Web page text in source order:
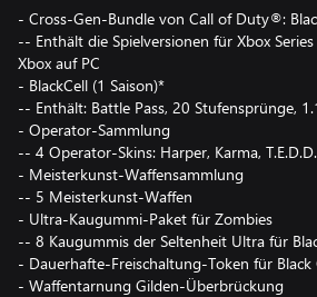
- Cross-Gen-Bundle von Call of Duty®:
-- Enthält die Spielversionen für Xbox
Xbox auf PC
- BlackCell (1 Saison)*
-- Enthält: Battle Pass, 20 Stufensprünge,
- Operator-Sammlung
-- 4 Operator-Skins: Harper, Karma,
- Meisterkunst-Waffensammlung
-- 5 Meisterkunst-Waffen
- Ultra-Kaugummi-Paket für Zombies
-- 8 Kaugummis der Seltenheit Ultra für
- Dauerhafte-Freischaltung-Token für Black
- Waffentarnung Gilden-Überbrückung